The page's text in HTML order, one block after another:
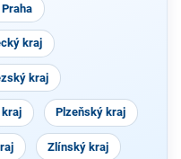
kraj
kraj
kraj Plzeňský kraj
Zlínský kraj